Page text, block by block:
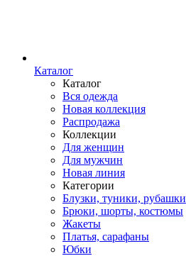
Каталог
Каталог
Вся одежда
Новая коллекция
Распродажа
Коллекции
Для женщин
Для мужчин
Новая линия
Категории
Блузки, туники, рубашки
Брюки, шорты, костюмы
Жакеты
Платья, сарафаны
Юбки